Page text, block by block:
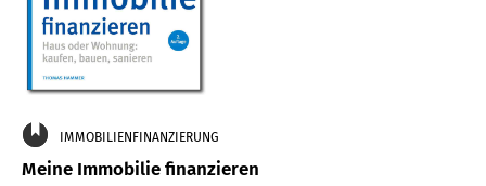
IMMOBILIENFINANZIERUNG
Meine Immobilie finanzieren